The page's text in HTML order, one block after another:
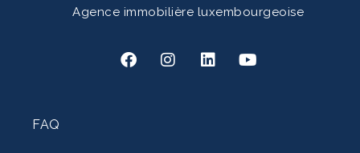
Agence immobilière luxembourgeoise
FAQ